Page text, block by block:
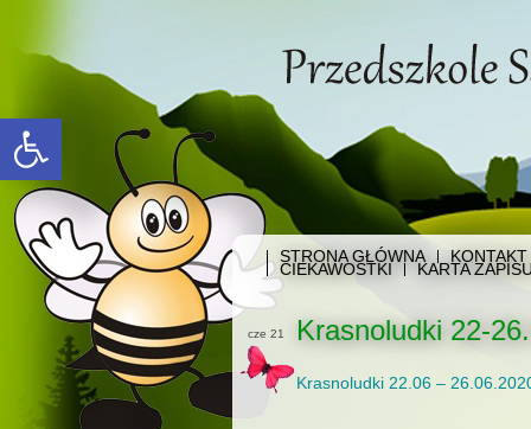
Open toolbar
STRONA GŁÓWNA
CIEKAWOSTKI KARTA
cze 21 Krasnoludki 22-
Krasnoludki 22.06 –